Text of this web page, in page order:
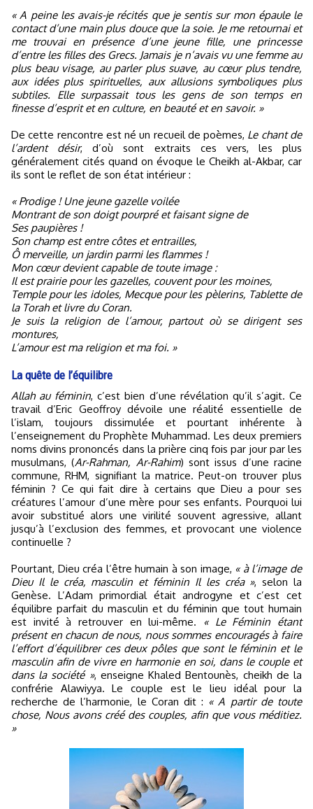
« A peine les avais-je récités que je sentis sur mon épaule le
contact d’une main plus douce que la soie. Je me retournai et
me trouvai en présence d’une jeune fille, une princesse
d’entre les filles des Grecs. Jamais je n’avais vu une femme au
plus beau visage, au parler plus suave, au cœur plus tendre,
aux idées plus spirituelles, aux allusions symboliques plus
subtiles. Elle surpassait tous les gens de son temps en
finesse d’esprit et en culture, en beauté et en savoir. »
De cette rencontre est né un recueil de poèmes, Le chant de
l’ardent désir, d’où sont extraits ces vers, les plus
généralement cités quand on évoque le Cheikh al-Akbar, car
ils sont le reflet de son état intérieur :
« Prodige ! Une jeune gazelle voilée
Montrant de son doigt pourpré et faisant signe de
Ses paupières !
Son champ est entre côtes et entrailles,
Ô merveille, un jardin parmi les flammes !
Mon cœur devient capable de toute image :
Il est prairie pour les gazelles, couvent pour les moines,
Temple pour les idoles, Mecque pour les pèlerins, Tablette de
la Torah et livre du Coran.
Je suis la religion de l’amour, partout où se dirigent ses
montures,
L’amour est ma religion et ma foi. »
La quête de l’équilibre
Allah au féminin, c’est bien d’une révélation qu’il s’agit. Ce
travail d’Eric Geoffroy dévoile une réalité essentielle de
l’islam, toujours dissimulée et pourtant inhérente à
l’enseignement du Prophète Muhammad. Les deux premiers
noms divins prononcés dans la prière cinq fois par jour par les
musulmans, (Ar-Rahman, Ar-Rahim) sont issus d’une racine
commune, RHM, signifiant la matrice. Peut-on trouver plus
féminin ? Ce qui fait dire à certains que Dieu a pour ses
créatures l’amour d’une mère pour ses enfants. Pourquoi lui
avoir substitué alors une virilité souvent agressive, allant
jusqu’à l’exclusion des femmes, et provocant une violence
continuelle ?
Pourtant, Dieu créa l’être humain à son image, « à l’image de
Dieu Il le créa, masculin et féminin Il les créa », selon la
Genèse. L’Adam primordial était androgyne et c’est cet
équilibre parfait du masculin et du féminin que tout humain
est invité à retrouver en lui-même.
« Le Féminin étant
présent en chacun de nous, nous sommes encouragés à faire
l’effort d’équilibrer ces deux pôles que sont le féminin et le
masculin afin de vivre en harmonie en soi, dans le couple et
dans la société », enseigne Khaled Bentounès, cheikh de la
confrérie Alawiyya. Le couple est le lieu idéal pour la
recherche de l’harmonie, le Coran dit : « A partir de toute
chose, Nous avons créé des couples, afin que vous méditiez.
»